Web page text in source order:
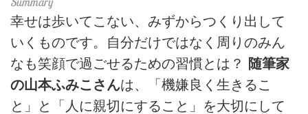
幸せは歩いてこない、みずからつくり出して
いくものです。自分だけではなく周りのみん
なも笑顔で過ごせるための習慣とは？
随筆家
の山本ふみこさんは、「機嫌良く生きるこ
と」と「人に親切にすること」を大切にして